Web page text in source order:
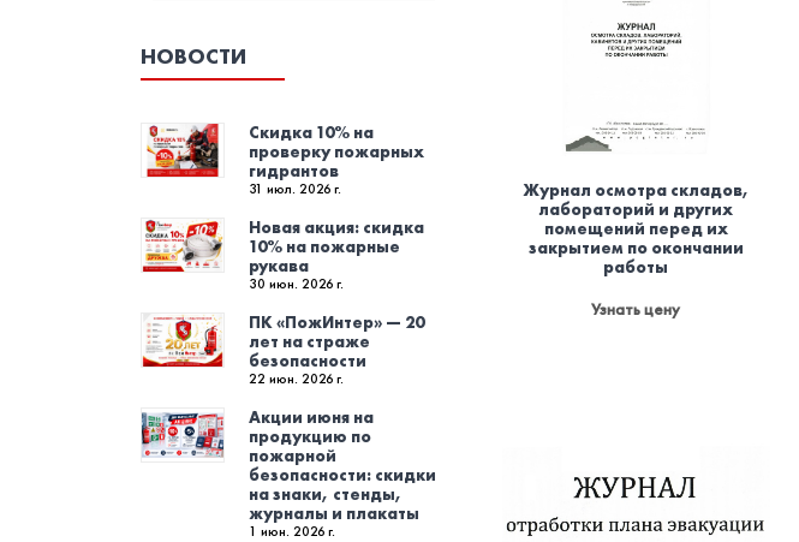
НОВОСТИ
Скидка 10% на
проверку пожарных
гидрантов
31 июл. 2026 г.
Новая акция: скидка
10% на пожарные
рукава
30 июн. 2026 г.
ПК «ПожИнтер» — 20
лет на страже
безопасности
22 июн. 2026 г.
Акции июня на
продукцию по
пожарной
безопасности: скидки
на знаки, стенды,
журналы и плакаты
1 июн. 2026 г.
Журнал осмотра складов,
лабораторий и других
помещений перед их
закрытием по окончании
работы
Узнать цену